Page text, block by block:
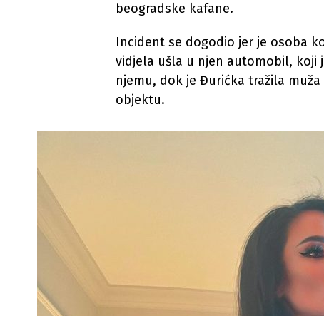
beogradske kafane.
Incident se dogodio jer je osoba
vidjela ušla u njen automobil, koji
njemu, dok je Đurićka tražila
objektu.